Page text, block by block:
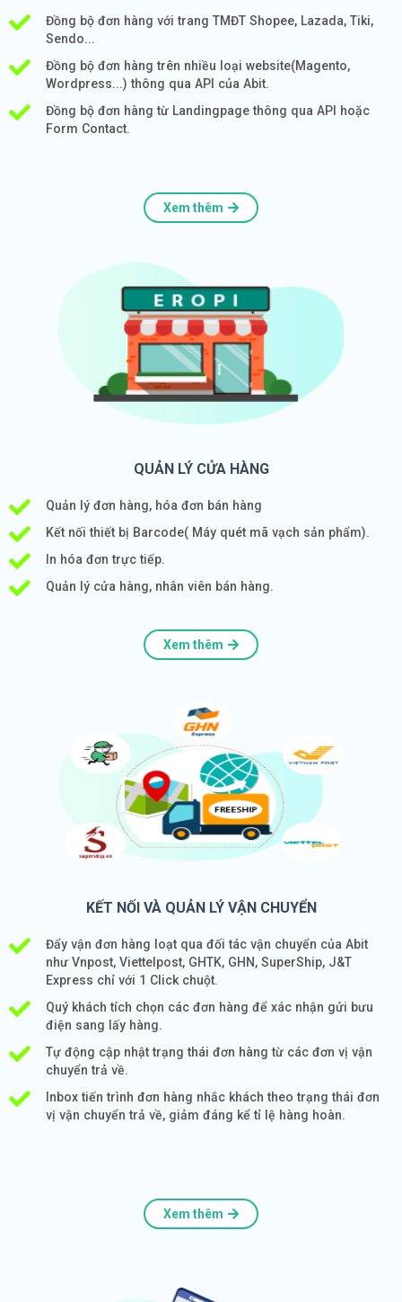
Đồng bộ đơn hàng với trang TMĐT Shopee, Lazada, Tiki,
Sendo...
Đồng bộ đơn hàng trên nhiều loại website(Magento,
Wordpress...) thông qua API của Abit.
Đồng bộ đơn hàng từ Landingpage thông qua API hoặc
Form Contact.
Xem thêm
QUẢN LÝ CỬA HÀNG
Quản lý đơn hàng, hóa đơn bán hàng
Kết nối thiết bị Barcode( Máy quét mã vạch sản phẩm).
In hóa đơn trực tiếp.
Quản lý cửa hàng, nhân viên bán hàng.
Xem thêm
KẾT NỐI VÀ QUẢN LÝ VẬN CHUYỂN
Đẩy vận đơn hàng loạt qua đối tác vận chuyển của Abit
như Vnpost, Viettelpost, GHTK, GHN, SuperShip, J&T
Express chỉ với 1 Click chuột.
Quý khách tích chọn các đơn hàng để xác nhận gửi bưu
điện sang lấy hàng.
Tự động cập nhật trạng thái đơn hàng từ các đơn vị vận
chuyển trả về.
Inbox tiến trình đơn hàng nhắc khách theo trạng thái đơn
vị vận chuyển trả về, giảm đáng kể tỉ lệ hàng hoàn.
Xem thêm